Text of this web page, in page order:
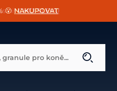
CHCI SLEVU
😮 NAKUPOVAT
ZDARMA 🐴
pro koně...